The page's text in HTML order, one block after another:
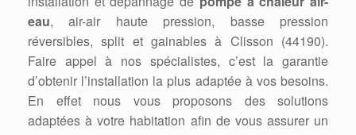
eau, air-air haute pression, basse pression
réversibles, split et gainables à Clisson (44190).
Faire appel à nos spécialistes, c’est la garantie
d’obtenir l’installation la plus adaptée à vos besoins.
En effet nous vous proposons des solutions
adaptées à votre habitation afin de vous assurer un